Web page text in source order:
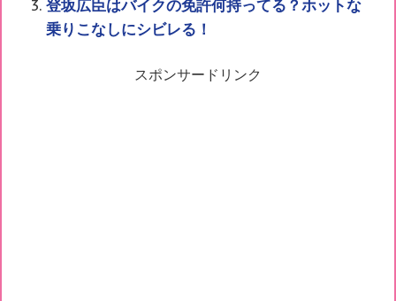
登坂広臣はバイクの免許何持ってる？ホットな
乗りこなしにシビレる！
スポンサードリンク